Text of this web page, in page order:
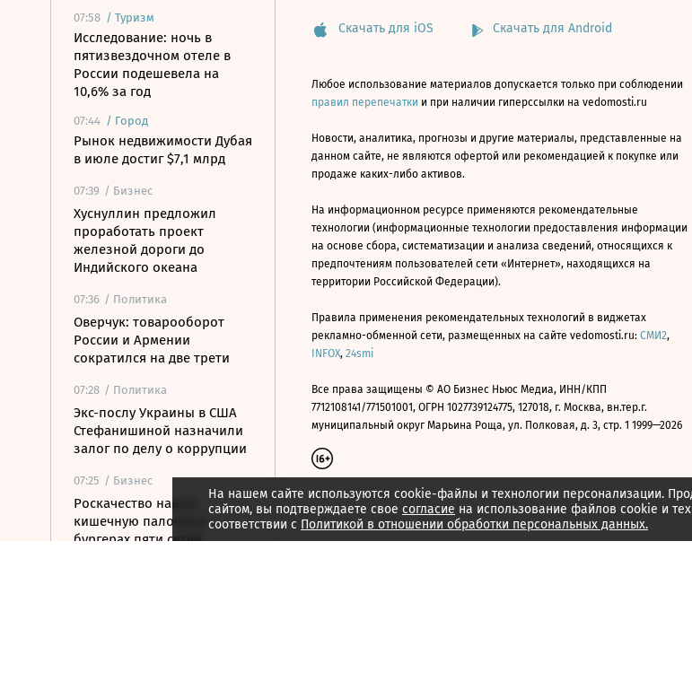
07:58 / Туризм
Исследование: ночь в
пятизвездочном отеле в
России подешевела на
10,6% за год
07:44 / Город
Рынок недвижимости Дубая
в июле достиг $7,1 млрд
07:39 / Бизнес
Хуснуллин предложил
проработать проект
железной дороги до
Индийского океана
07:36 / Политика
Оверчук: товарооборот
России и Армении
сократился на две трети
07:28 / Политика
Экс-послу Украины в США
Стефанишиной назначили
залог по делу о коррупции
07:25 / Бизнес
Роскачество нашло
кишечную палочку в
бургерах пяти сетей
На нашем сайте используются cookie-файлы и технологии персонализации.
сайтом, вы подтверждаете свое согласие на использование файлов cookie и
соответствии с Политикой в отношении обработки персональных данных.
Скачать для iOS Скачать для Android
Любое использование материалов допускается только при соблюдении
правил перепечатки и при наличии гиперссылки на vedomosti.ru
Новости, аналитика, прогнозы и другие материалы, представленные на
данном сайте, не являются офертой или рекомендацией к покупке или
продаже каких-либо активов.
На информационном ресурсе применяются рекомендательные
технологии (информационные технологии предоставления информации
на основе сбора, систематизации и анализа сведений, относящихся к
предпочтениям пользователей сети «Интернет», находящихся на
территории Российской Федерации).
Правила применения рекомендательных технологий в виджетах
рекламно-обменной сети, размещенных на сайте vedomosti.ru: СМИ2,
INFOX, 24smi
Все права защищены © АО Бизнес Ньюс Медиа, ИНН/КПП
7712108141/771501001, ОГРН 1027739124775, 127018, г. Москва, вн.тер.г.
муниципальный округ Марьина Роща, ул. Полковая, д. 3, стр. 1 1999—2026